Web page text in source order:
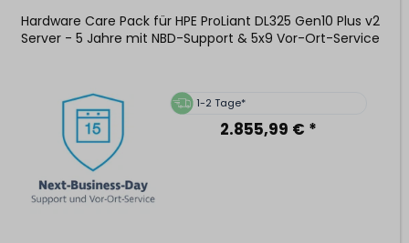
Hardware Care Pack für HPE ProLiant DL325 Gen10 Plus v2
Server - 5 Jahre mit NBD-Support & 5x9 Vor-Ort-Service
1-2 Tage*
2.855,99 € *